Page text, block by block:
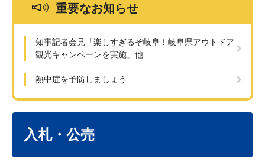
重要なお知らせ
知事記者会見「楽しすぎるぞ岐阜！岐阜県アウトドア
観光キャンペーンを実施」他
熱中症を予防しましょう
入札・公売